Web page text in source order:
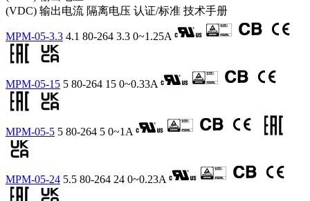
(VDC) 输出电流 隔离电压 认证/标准 技术手册
MPM-05-3.3 4.1 80-264 3.3 0~1.25A
MPM-05-15 5 80-264 15 0~0.33A
MPM-05-5 5 80-264 5 0~1A
MPM-05-24 5.5 80-264 24 0~0.23A